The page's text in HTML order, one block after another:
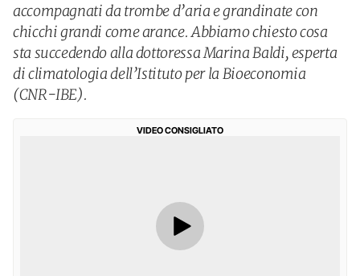
accompagnati da trombe d’aria e grandinate con
chicchi grandi come arance. Abbiamo chiesto cosa
sta succedendo alla dottoressa Marina Baldi, esperta
di climatologia dell’Istituto per la Bioeconomia
(CNR-IBE).
VIDEO CONSIGLIATO